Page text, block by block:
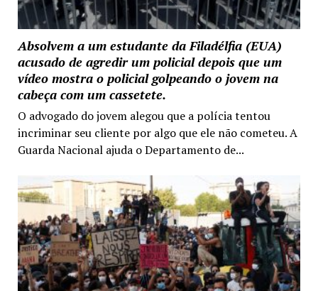
Absolvem a um estudante da Filadélfia (EUA)
acusado de agredir um policial depois que um
vídeo mostra o policial golpeando o jovem na
cabeça com um cassetete.
O advogado do jovem alegou que a polícia tentou
incriminar seu cliente por algo que ele não cometeu. A
Guarda Nacional ajuda o Departamento de...